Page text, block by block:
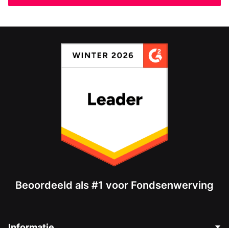
Beoordeeld als #1 voor Fondsenwerving